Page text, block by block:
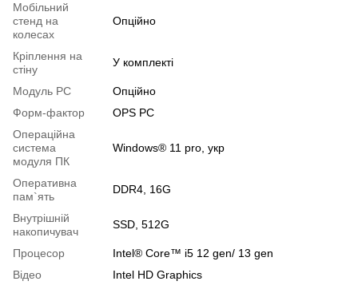
Мобільний
стенд на
колесах
Опційно
Кріплення на
стіну
У комплекті
Модуль PC
Опційно
Форм-фактор
OPS PC
Операційна
система
модуля ПК
Windows® 11 pro, укр
Оперативна
пам`ять
DDR4, 16G
Внутрішній
накопичувач
SSD, 512G
Процесор
Intel® Core™ i5 12 gen/ 13 gen
Відео
Intel HD Graphics